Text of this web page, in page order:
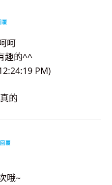
覆
呵
趣的^^
PM)
的
回覆
哦~